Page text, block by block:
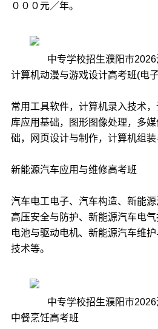
０００元／年。
中专学校招生濮阳市
计算机动漫与游戏设计高考班(电
常用工具软件，计算机录入技术
库应用基础，图形图像处理，多
础，网页设计与制作，计算机组装
新能源汽车应用与维修高考班
汽车电工电子、汽车构造、新能
高压安全与防护、新能源汽车电
电池与驱动电机、新能源汽车维
技术等。
中专学校招生濮阳市
中餐烹饪高考班